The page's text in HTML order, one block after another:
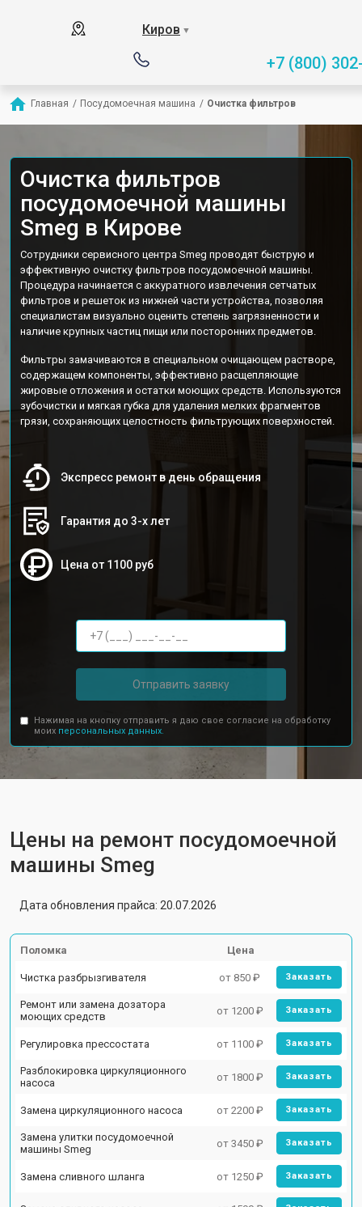
Киров ▼
+7 (800)
Главная / Посудомоечная машина / Очистка фильтров
Очистка фильтров
посудомоечной машины
Smeg в Кирове
Сотрудники сервисного центра Smeg проводят быструю и
эффективную очистку фильтров посудомоечной машины.
Процедура начинается с аккуратного извлечения сетчатых
фильтров и решеток из нижней части устройства, позволяя
специалистам визуально оценить степень загрязненности и
наличие крупных частиц пищи или посторонних предметов.
Фильтры замачиваются в специальном очищающем растворе,
содержащем компоненты, эффективно расщепляющие
жировые отложения и остатки моющих средств. Используются
зубочистки и мягкая губка для удаления мелких фрагментов
грязи, сохраняющих целостность фильтрующих поверхностей.
Экспресс ремонт в день обращения
Гарантия до 3-х лет
Цена от 1100 руб
Отправить заявку
Нажимая на кнопку отправить я даю свое согласие на обработку
моих персональных данных.
Цены на ремонт посудомоечной
машины Smeg
Дата обновления прайса: 20.07.2026
Поломка Цена
Чистка разбрызгивателя от 850 ₽ Заказать
Ремонт или замена дозатора
моющих средств
от 1200 ₽ Заказать
Регулировка прессостата от 1100 ₽ Заказать
Разблокировка циркуляционного
насоса
от 1800 ₽ Заказать
Замена циркуляционного насоса от 2200 ₽ Заказать
Замена улитки посудомоечной
машины Smeg
от 3450 ₽ Заказать
Замена сливного шланга от 1250 ₽ Заказать